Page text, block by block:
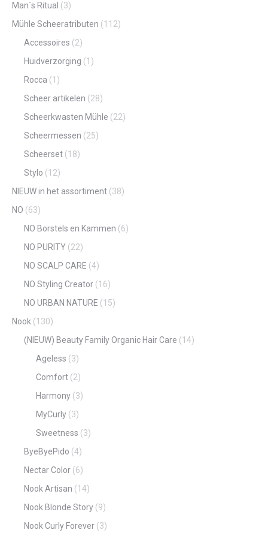
Man`s Ritual (3)
Mühle Scheeratributen (112)
Accessoires (2)
Huidverzorging (1)
Rocca (1)
Scheer artikelen (28)
Scheerkwasten Mühle (22)
Scheermessen (25)
Scheerset (18)
Stylo (12)
NIEUW in het assortiment (38)
NO (63)
NO Borstels en Kammen (6)
NO PURITY (22)
NO SCALP CARE (4)
NO Styling Creator (16)
NO URBAN NATURE (15)
Nook (130)
(NIEUW) Beauty Family Organic Hair Care (14)
Ageless (3)
Comfort (2)
Harmony (3)
MyCurly (3)
Sweetness (3)
ByeByePido (4)
Nectar Color (6)
Nook Artisan (14)
Nook Blonde Story (9)
Nook Curly Forever (3)